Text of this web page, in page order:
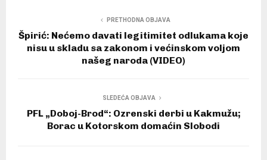
PRETHODNA OBJAVA
Špirić: Nećemo davati legitimitet odlukama koje
nisu u skladu sa zakonom i većinskom voljom
našeg naroda (VIDEO)
SLEDEĆA OBJAVA
PFL „Doboj-Brod“: Ozrenski derbi u Kakmužu;
Borac u Kotorskom domaćin Slobodi